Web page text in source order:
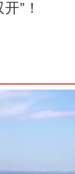
”！
兹别克斯坦